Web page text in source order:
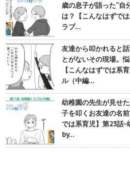
歳の息子が語った“自
は？【こんなはずで
ラブ…
友達から叩かれると
とがないその現場。
【こんなはずでは系
ル（中編…
幼稚園の先生が見せ
子を叩くお友達の名
では系育児】第23話
by…